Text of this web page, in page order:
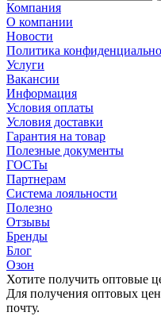
Компания
О компании
Новости
Политика
Услуги
Вакансии
Информация
Условия оплаты
Условия доставки
Гарантия на товар
Полезные документы
ГОСТы
Партнерам
Система лояльности
Полезно
Отзывы
Бренды
Блог
Озон
Хотите получить оптовые
Для получения оптовых
почту.